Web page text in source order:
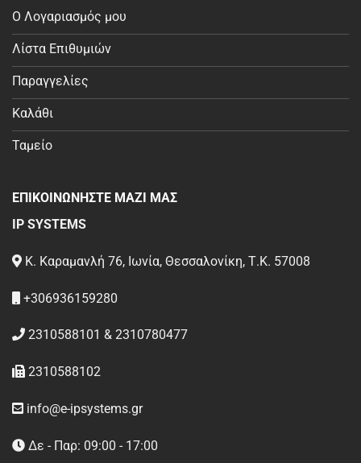
Ο Λογαριασμός μου
Λίστα Επιθυμιών
Παραγγελίες
Καλάθι
Ταμείο
ΕΠΙΚΟΙΝΩΝΗΣΤΕ ΜΑΖΙ ΜΑΣ
IP SYSTEMS
Κ. Καραμανλή 76, Ιωνία, Θεσσαλονίκη, Τ.Κ. 57008
+306936159280
2310588101 & 2310780477
2310588102
info@e-ipsystems.gr
Δε - Παρ: 09:00 - 17:00